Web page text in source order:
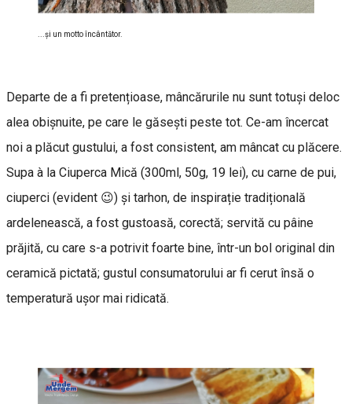
...şi un motto încântător.
Departe de a fi pretențioase, mâncărurile nu sunt totuși deloc
alea obișnuite, pe care le găsești peste tot. Ce-am încercat
noi a plăcut gustului, a fost consistent, am mâncat cu plăcere.
Supa à la Ciuperca Mică (300ml, 50g, 19 lei), cu carne de pui,
ciuperci (evident 😉) și tarhon, de inspirație tradițională
ardelenească, a fost gustoasă, corectă; servită cu pâine
prăjită, cu care s-a potrivit foarte bine, într-un bol original din
ceramică pictată; gustul consumatorului ar fi cerut însă o
temperatură ușor mai ridicată.